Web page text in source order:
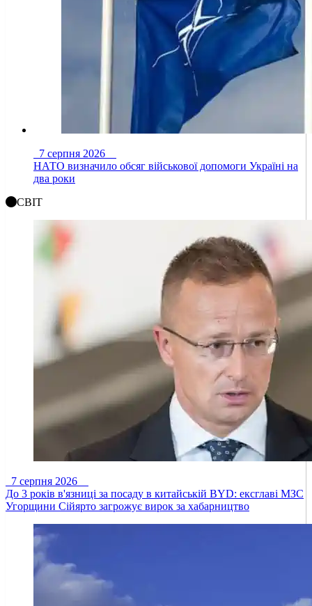
7 серпня 2026
НАТО визначило обсяг військової допомоги Україні на
два роки
СВІТ
7 серпня 2026
До 3 років в'язниці за посаду в китайській BYD: ексглаві МЗС
Угорщини Сійярто загрожує вирок за хабарництво